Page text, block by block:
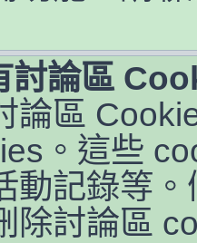
討論區
論區
。這些
動記錄等
除討論區